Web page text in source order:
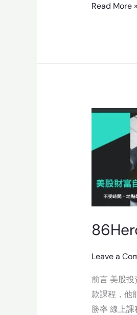
Read More »
Leave a
前言 美股
款課程，他
勝率 線上
86Hero
Stock
Recommend)